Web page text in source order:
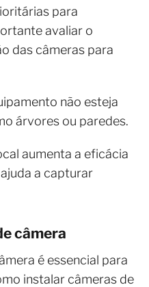
para
avaliar o
das câmeras para
não esteja
árvores ou paredes.
aumenta a eficácia
a capturar
câmera
é essencial para
instalar câmeras de